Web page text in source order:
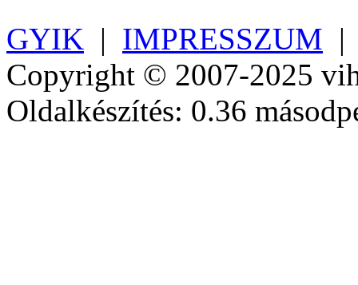
GYIK | IMPRESSZUM
Copyright © 2007-2025
Oldalkészítés: 0.36